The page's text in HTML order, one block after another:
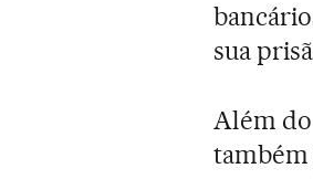
sua
Além
também